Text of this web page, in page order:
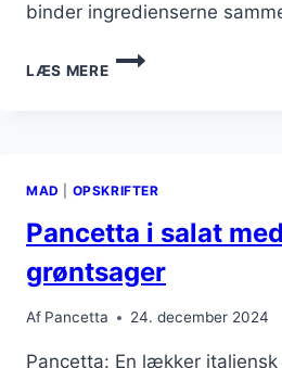
binder ingredienserne
LÆS MERE
PANCETTA
OG
MAD OPSKRIFTER
Pancetta i salat
grøntsager
Af Pancetta 24. december 2024
Pancetta: En lækker